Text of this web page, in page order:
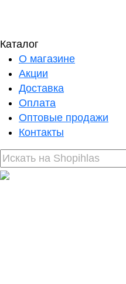
Каталог
О магазине
Акции
Доставка
Оплата
Оптовые продажи
Контакты